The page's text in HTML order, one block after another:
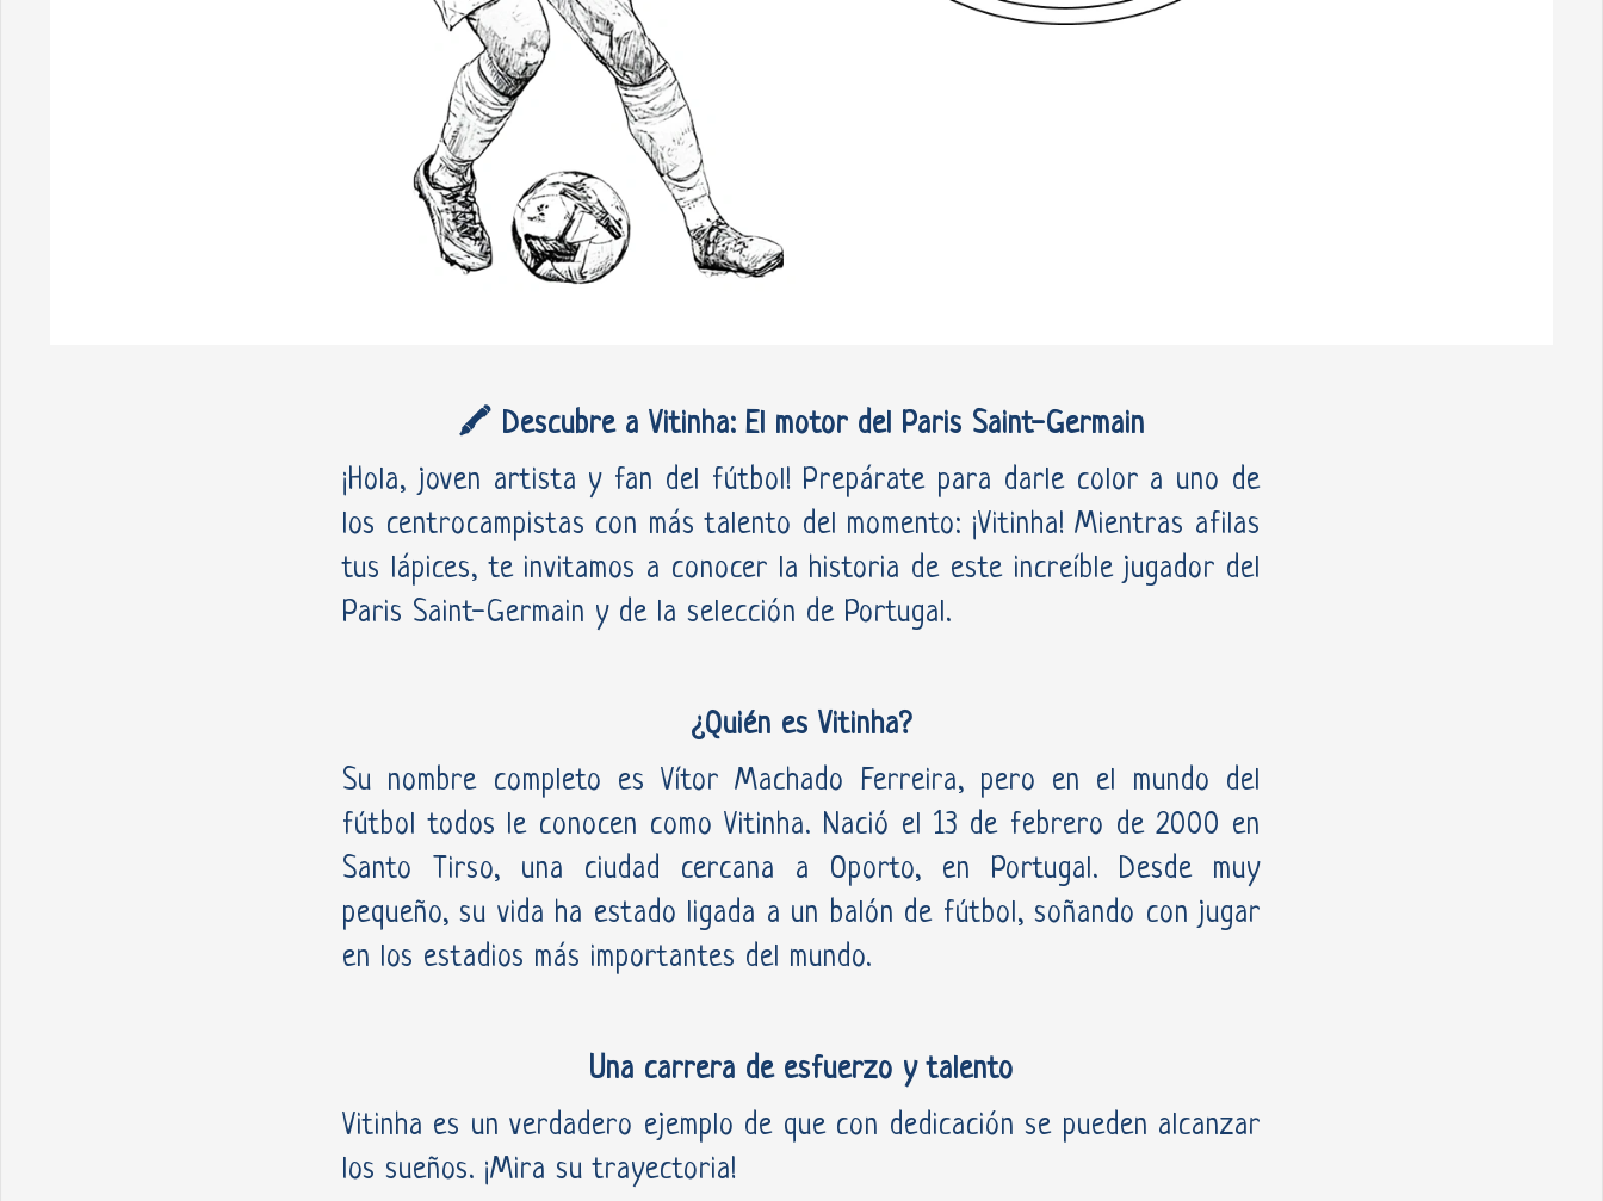
🖍️ Descubre a Vitinha: El motor del Paris Saint-Germain
¡Hola, joven artista y fan del fútbol! Prepárate para darle color a uno de
los centrocampistas con más talento del momento: ¡Vitinha! Mientras afilas
tus lápices, te invitamos a conocer la historia de este increíble jugador del
Paris Saint-Germain y de la selección de Portugal.
¿Quién es Vitinha?
Su nombre completo es Vítor Machado Ferreira, pero en el mundo del
fútbol todos le conocen como Vitinha. Nació el 13 de febrero de 2000 en
Santo Tirso, una ciudad cercana a Oporto, en Portugal. Desde muy
pequeño, su vida ha estado ligada a un balón de fútbol, soñando con jugar
en los estadios más importantes del mundo.
Una carrera de esfuerzo y talento
Vitinha es un verdadero ejemplo de que con dedicación se pueden alcanzar
los sueños. ¡Mira su trayectoria!